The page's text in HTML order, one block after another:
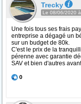
Trecky
Le 08/06/2020
Une fois tous ses frais
entreprise a dégagé un
sur un budget de 80k.
C'est le prix de la
pérenne avec garantie
SAV et bien d'autres
0